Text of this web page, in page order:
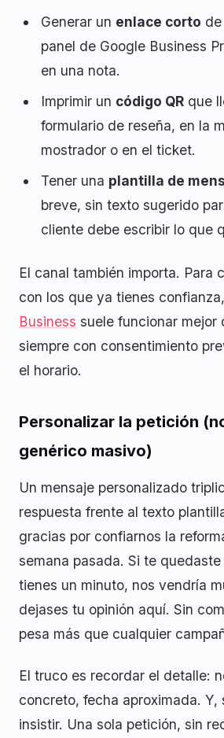
Generar un enlace corto
panel de Google Business
en una nota.
Imprimir un código QR que
formulario de reseña, en la
mostrador o en el ticket.
Tener una plantilla de
breve, sin texto sugerido
cliente debe escribir lo que
El canal también importa. Para
con los que ya tienes confianza,
Business suele funcionar mejor
siempre con consentimiento
el horario.
Personalizar la petición
genérico masivo)
Un mensaje personalizado
respuesta frente al texto
gracias por confiarnos la
semana pasada. Si te
tienes un minuto, nos vendría
dejases tu opinión aquí. Sin
pesa más que cualquier
El truco es recordar el detalle:
concreto, fecha aproximada. Y,
insistir. Una sola petición, sin